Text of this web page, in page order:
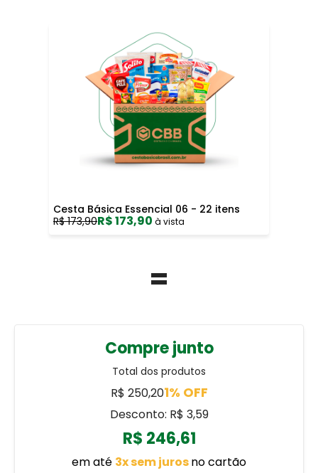
Cesta Básica Essencial 06 - 22 itens
R$ 173,90R$ 173,90 à vista
=
Compre junto
Total dos produtos
R$ 250,201% OFF
Desconto: R$ 3,59
R$ 246,61
em até 3x sem jurosno cartão